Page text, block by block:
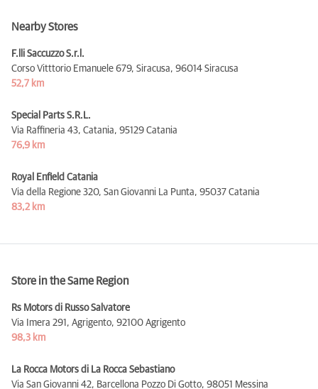
Nearby Stores
F.lli Saccuzzo S.r.l.
Corso Vitttorio Emanuele 679, Siracusa, 96014 Siracusa
52,7 km
Special Parts S.R.L.
Via Raffineria 43, Catania, 95129 Catania
76,9 km
Royal Enfield Catania
Via della Regione 320, San Giovanni La Punta, 95037 Catania
83,2 km
Store in the Same Region
Rs Motors di Russo Salvatore
Via Imera 291, Agrigento, 92100 Agrigento
98,3 km
La Rocca Motors di La Rocca Sebastiano
Via San Giovanni 42, Barcellona Pozzo Di Gotto, 98051 Messina